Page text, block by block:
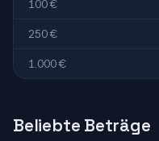
100 €
250 €
1.000 €
Beliebte Beträge